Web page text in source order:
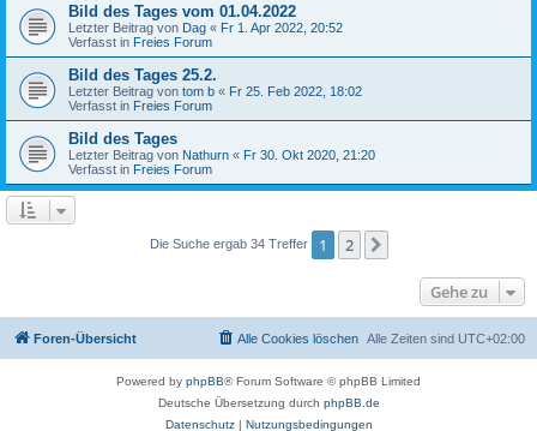
Bild des Tages vom 01.04.2022
Letzter Beitrag von Dag « Fr 1. Apr 2022, 20:52
Verfasst in Freies Forum
Bild des Tages 25.2.
Letzter Beitrag von tom b « Fr 25. Feb 2022, 18:02
Verfasst in Freies Forum
Bild des Tages
Letzter Beitrag von Nathurn « Fr 30. Okt 2020, 21:20
Verfasst in Freies Forum
Die Suche ergab 34 Treffer 1 2
Gehe zu
Foren-Übersicht Alle Zeiten sind UTC+02:00
Alle Cookies löschen
Powered by phpBB® Forum Software © phpBB Limited
Deutsche Übersetzung durch phpBB.de
Datenschutz| Nutzungsbedingungen